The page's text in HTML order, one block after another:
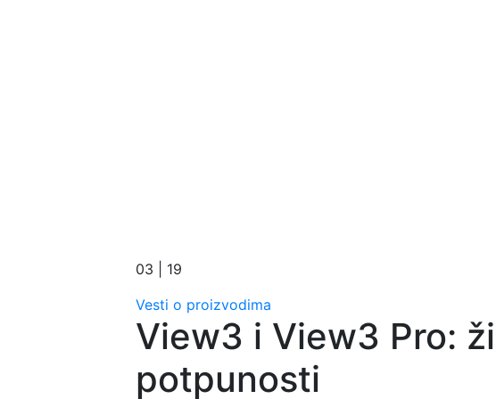
03 | 19
Vesti o proizvodima
View3 i View3 Pro:
potpunosti